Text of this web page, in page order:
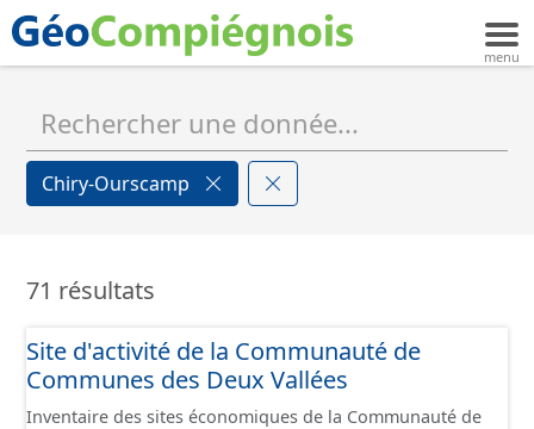
Chiry-Ourscamp
71 résultats
Site d'activité de la Communauté de
Communes des Deux Vallées
Inventaire des sites économiques de la Communauté de